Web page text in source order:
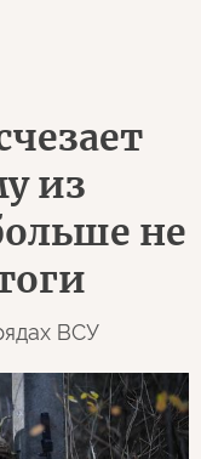
из
не
ВСУ